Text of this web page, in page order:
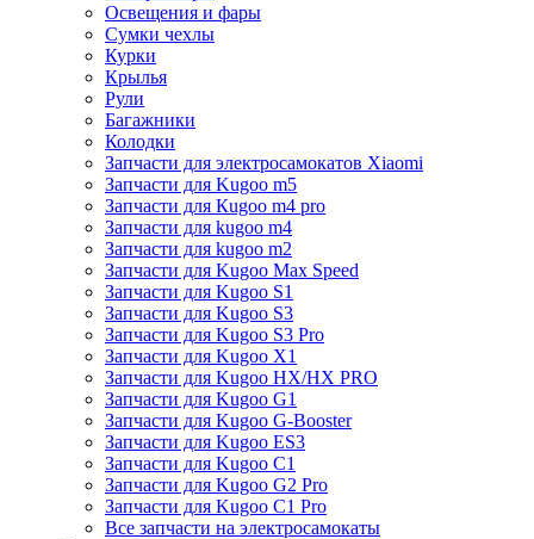
Освещения и фары
Сумки чехлы
Курки
Крылья
Рули
Багажники
Колодки
Запчасти для электросамокатов Xiaomi
Запчасти для Kugoo m5
Запчасти для Кugoo m4 pro
Запчасти для kugoo m4
Запчасти для kugoo m2
Запчасти для Kugoo Max Speed
Запчасти для Kugoo S1
Запчасти для Kugoo S3
Запчасти для Kugoo S3 Pro
Запчасти для Kugoo X1
Запчасти для Kugoo HX/HX PRO
Запчасти для Kugoo G1
Запчасти для Kugoo G-Booster
Запчасти для Kugoo ES3
Запчасти для Kugoo C1
Запчасти для Kugoo G2 Pro
Запчасти для Kugoo C1 Pro
Все запчасти на электросамокаты